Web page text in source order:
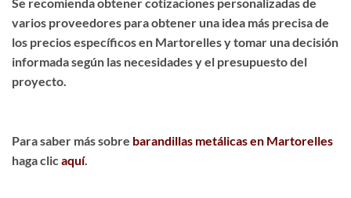
varios proveedores para obtener una idea más precisa de
los precios específicos en Martorelles y tomar una decisión
informada según las necesidades y el presupuesto del
proyecto.
Para saber más sobre barandillas metálicas en Martorelles
haga clicaquí.